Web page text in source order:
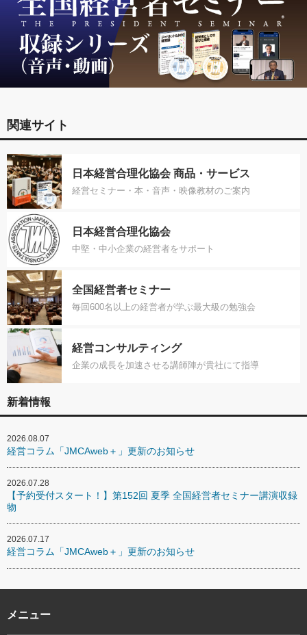
関連サイト
日本経営合理化協会 商品・サービス
経営セミナー・本・音声・映像教材のご案内
日本経営合理化協会
中堅・中小企業の経営者をサポート
全国経営者セミナー
毎回600名以上の経営者が学ぶ最大級の勉強会
経営コンサルティング
企業の成長を加速させる講師陣が貴社にて指導
新着情報
2026.08.07
経営コラム「JMCAweb＋」更新のお知らせ
2026.07.28
【予約受付スタート！】第152回 夏季 全国経営者セミナー講演収録
物
2026.07.17
経営コラム「JMCAweb＋」更新のお知らせ
メニュー